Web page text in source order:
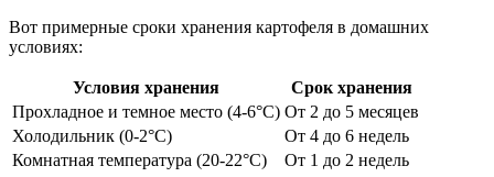
Вот примерные сроки хранения картофеля в домашних
условиях:
Условия хранения
Срок хранения
Прохладное и темное место (4-6°C) От 2 до 5 месяцев
Холодильник (0-2°C)
От 4 до 6 недель
Комнатная температура (20-22°C)
От 1 до 2 недель